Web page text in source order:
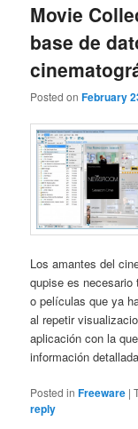
Movie
base de
Posted onFebruary
Los amantes del
qupise es necesario
o películas que ya
al repetir
aplicación con la
información
Posted in Freeware |
reply